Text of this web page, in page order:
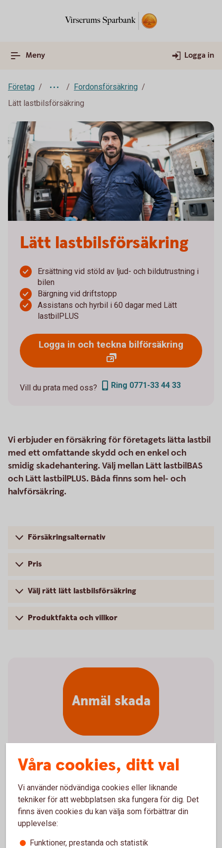
Meny Logga in
Företag
Fordonsförsäkring
Lätt lastbilsförsäkring
Lätt lastbilsförsäkring
Ersättning vid stöld av ljud- och bildutrustning i
bilen
Bärgning vid driftstopp
Assistans och hyrbil i 60 dagar med Lätt
lastbilPLUS
Logga in och teckna bilförsäkring
Vill du prata med oss? Ring 0771-33 44 33
Vi erbjuder en försäkring för företagets lätta lastbil
med ett omfattande skydd och en enkel och
smidig skadehantering. Välj mellan Lätt lastbilBAS
och Lätt lastbilPLUS. Båda finns som hel- och
halvförsäkring.
Försäkringsalternativ
Pris
Välj rätt lätt lastbilsförsäkring
Produktfakta och villkor
Anmäl skada online
Anmäl skada online (3kronor.se)
Anmäl skada via telefon
Anmäl skada
Våra cookies, ditt val
Vi använder nödvändiga cookies eller liknande
tekniker för att webbplatsen ska fungera för dig. Det
finns även cookies du kan välja som förbättrar din
upplevelse:
Funktioner, prestanda och statistik